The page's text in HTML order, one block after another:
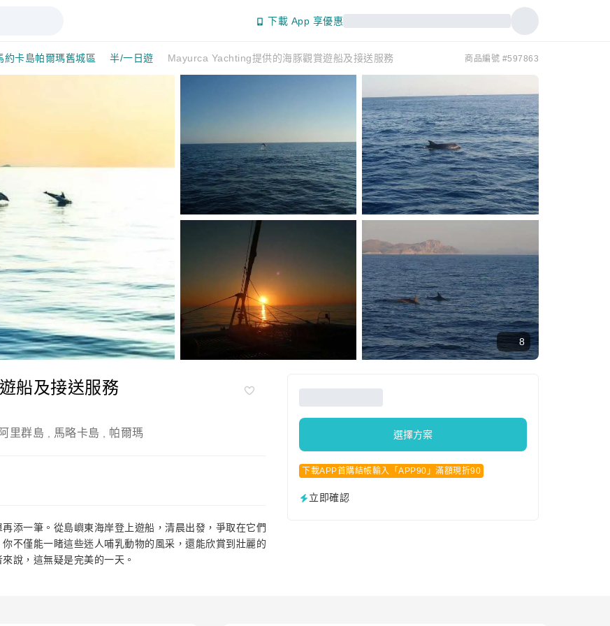
下載 App 享優惠
約卡島帕爾瑪舊城區 半/一日遊 Mayurca Yachting提供的海豚觀賞遊船及接送服務 商品編號 #597863
8
船及接送服務
里群島 馬略卡島 帕爾瑪
添一筆。從島嶼東海岸登上遊船，清晨出發，爭取在它們
不僅能一睹這些迷人哺乳動物的風采，還能欣賞到壯麗的
說，這無疑是完美的一天。
選擇方案
下載APP首購結帳輸入「APP90」滿額現折90
立即確認